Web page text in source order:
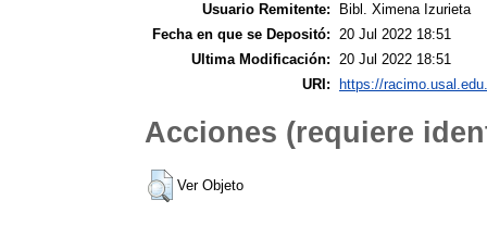
Usuario Remitente:
Bibl. Ximena Izurieta
Fecha en que se Depositó: 20 Jul 2022 18:51
Ultima Modificación: 20 Jul 2022 18:51
URI:
https://
Acciones (requiere
Ver Objeto